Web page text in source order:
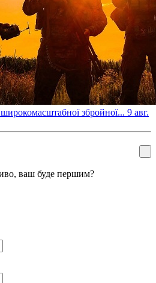
збройної... 9 авг.
ваш буде першим?